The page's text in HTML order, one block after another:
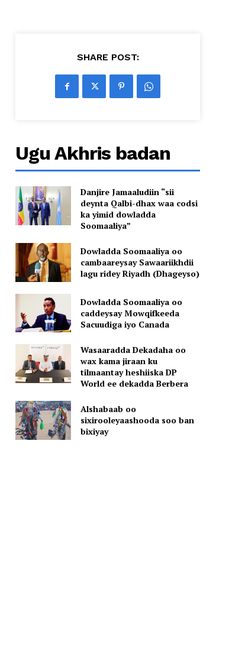
SHARE POST:
Ugu Akhris badan
Danjire Jamaaludiin “sii
deynta Qalbi-dhax waa codsi
ka yimid dowladda
Soomaaliya”
Dowladda Soomaaliya oo
cambaareysay Sawaariikhdii
lagu ridey Riyadh (Dhageyso)
Dowladda Soomaaliya oo
caddeysay Mowqifkeeda
Sacuudiga iyo Canada
Wasaaradda Dekadaha oo
wax kama jiraan ku
tilmaantay heshiiska DP
World ee dekadda Berbera
Alshabaab oo
sixirooleyaashooda soo ban
bixiyay